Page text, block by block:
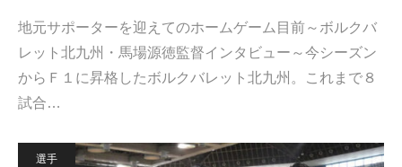
地元サポーターを迎えてのホームゲーム目前～ボルクバ
レット北九州・馬場源徳監督インタビュー～今シーズン
からＦ１に昇格したボルクバレット北九州。これまで８
試合…
選手